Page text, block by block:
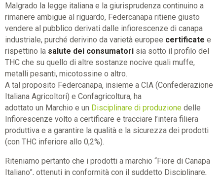
Malgrado la legge italiana e la giurisprudenza continuino a
rimanere ambigue al riguardo, Federcanapa ritiene giusto
vendere al pubblico derivati dalle infiorescenze di canapa
industriale, purché derivino da varietà europee certificate e
rispettino la salute dei consumatori sia sotto il profilo del
THC che su quello di altre sostanze nocive quali muffe,
metalli pesanti, micotossine o altro.
A tal proposito Federcanapa, insieme a CIA (Confederazione
Italiana Agricoltori) e Confagricoltura, ha
adottato un Marchio e un Disciplinare di produzione delle
Infiorescenze volto a certificare e tracciare l’intera filiera
produttiva e a garantire la qualità e la sicurezza dei prodotti
(con THC inferiore allo 0,2%).
Riteniamo pertanto che i prodotti a marchio “Fiore di Canapa
Italiano”, ottenuti in conformità con il suddetto Disciplinare,